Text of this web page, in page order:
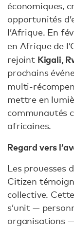
économiques,
opportunités
l’Afrique. En
en Afrique de
rejoint Kigali,
prochains
multi-
mettre en
communautés
africaines.
Regard vers
Les prouesses
Citizen
collective.
s’unit —
organisations